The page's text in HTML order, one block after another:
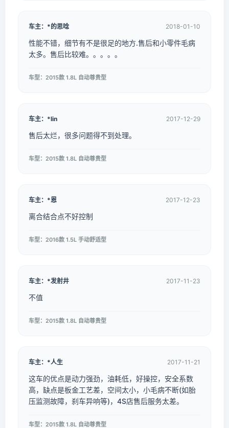
车主：*的思唸 2018-01-10
性能不错，细节有不是很足的地方.售后和小零件毛病
太多。售后比较难。。。。。
车型：2015款 1.8L 自动尊贵型
车主：*lin 2017-12-29
售后太烂，很多问题得不到处理。
车型：2015款 1.8L 自动尊贵型
车主：*恩 2017-12-23
离合结合点不好控制
车型：2016款 1.5L 手动舒适型
车主：*发射井 2017-11-23
不值
车型：2015款 1.8L 自动尊贵型
车主：*人生 2017-11-21
这车的优点是动力强劲，油耗低，好操控，安全系数
高，缺点是板金工艺差，空间太小，小毛病不断(如胎
压监测故障，刹车异响等)，4S店售后服务太差。
车型：2015款 1.8L 自动尊贵型